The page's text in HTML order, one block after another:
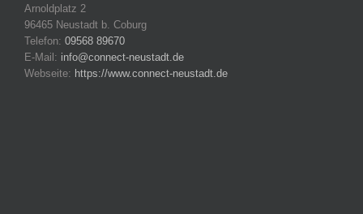
Arnoldplatz 2
96465 Neustadt b. Coburg
Telefon: 09568 89670
E-Mail: info@connect-neustadt.de
Webseite: https://www.connect-neustadt.de